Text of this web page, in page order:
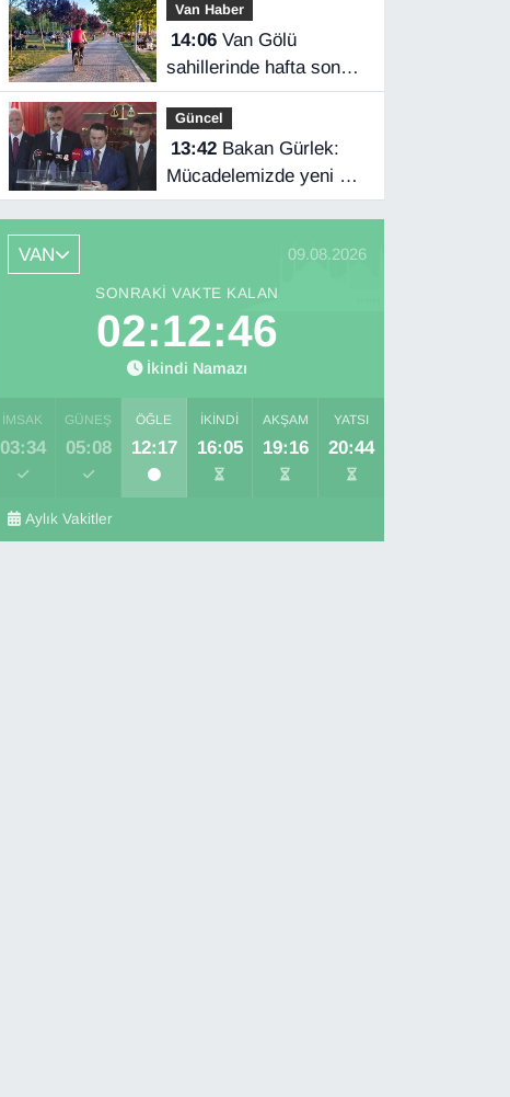
Van Haber
14:06Van Gölü
sahillerinde hafta sonu
yoğunluğu
Güncel
13:42Bakan Gürlek:
Mücadelemizde yeni bir
boyuta geçeceğiz
VAN 09.08.2026
SONRAKI VAKTE KALAN
02:12:45
İkindi Namazı
İMSAK
03:34
GÜNEŞ
05:08
ÖĞLE
12:17
İKINDI
16:05
AKŞAM
19:16
YATSI
20:44
Aylık Vakitler